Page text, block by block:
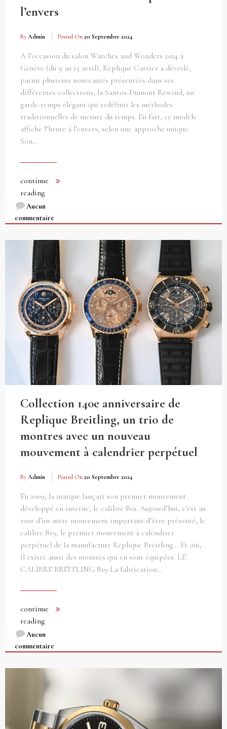
l’envers
By Admin Posted On 20 Septembre 2024
À l’occasion du salon Watches and Wonders 2024 à
Genève (du 9 au 15 avril), Replique Cartier a dévoilé,
parmi plusieurs nouveautés présentées dans ses
différentes collections, la Santos-Dumont Rewind, un
garde-temps élégant qui redéfinit les méthodes
traditionnelles de mesure du temps. En fait, ce modèle
affiche l’heure à l’envers, selon une approche unique.
Son…
continue
reading
Aucun
commentaire
Collection 140e anniversaire de
Replique Breitling, un trio de
montres avec un nouveau
mouvement à calendrier perpétuel
By Admin Posted On 20 Septembre 2024
En 2009, la marque lançait son premier mouvement
développé en interne, le calibre B01. Aujourd’hui, c’est au
tour d’un autre mouvement important d’être présenté, le
calibre B19, le premier mouvement à calendrier
perpétuel de la manufacture Replique Breitling… Et oui,
il existe aussi des montres qui en sont équipées. LE
CALIBRE BREITLING B19 La fabrication…
continue
reading
Aucun
commentaire